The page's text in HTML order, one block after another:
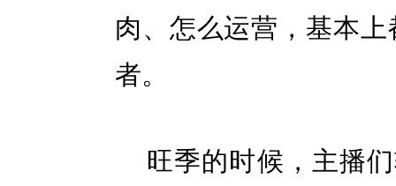
肉、怎么运营，基本
者。
旺季的时候，主播